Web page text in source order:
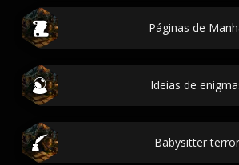
Páginas de
Ideias de
Babysitter terror